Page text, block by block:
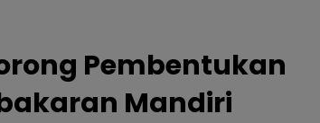
Pembentukan
Mandiri